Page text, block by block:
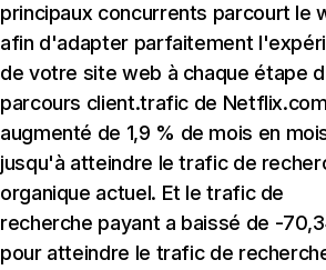
principaux concurrents parcourt le
afin d'adapter parfaitement
de votre site web à chaque étape
parcours client.trafic de
augmenté de 1,9 % de mois en
jusqu'à atteindre le trafic de
organique actuel. Et le trafic de
recherche payant a baissé de -
pour atteindre le trafic de